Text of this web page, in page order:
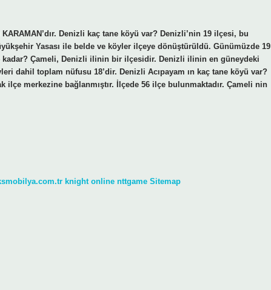
Denizli kaç tane köyü var? Denizli’nin 19 ilçesi, bu
Yasası ile belde ve köyler ilçeye dönüştürüldü. Günümüzde 19
kadar? Çameli, Denizli ilinin bir ilçesidir. Denizli ilinin en güneydeki
dahil toplam nüfusu 18’dir. Denizli Acıpayam ın kaç tane köyü var?
ilçe merkezine bağlanmıştır. İlçede 56 ilçe bulunmaktadır. Çameli nin
knight online nttgame Sitemap